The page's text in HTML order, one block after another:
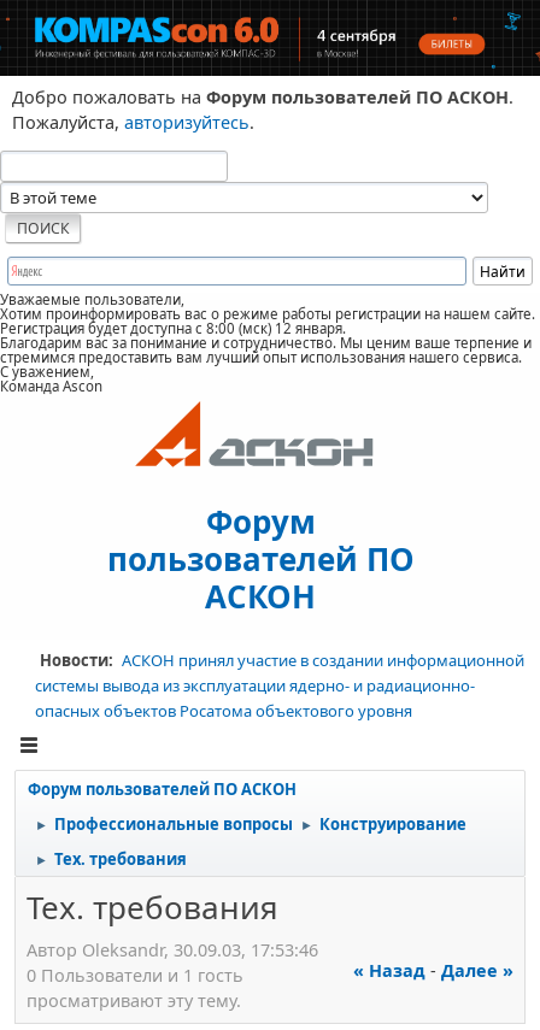
Добро пожаловать на Форум пользователей ПО АСКОН.
Пожалуйста, авторизуйтесь.
Уважаемые пользователи,
Хотим проинформировать вас о режиме работы регистрации на нашем сайте.
Регистрация будет доступна с 8:00 (мск) 12 января.
Благодарим вас за понимание и сотрудничество. Мы ценим ваше терпение и
стремимся предоставить вам лучший опыт использования нашего сервиса.
С уважением,
Команда Ascon
Форум
пользователей ПО
АСКОН
Новости: АСКОН принял участие в создании информационной
системы вывода из эксплуатации ядерно- и радиационно-
опасных объектов Росатома объектового уровня
Форум пользователей ПО АСКОН
► Профессиональные вопросы ► Конструирование
► Тех. требования
Тех. требования
Автор Oleksandr, 30.09.03, 17:53:46
« Назад - Далее »
0 Пользователи и 1 гость
просматривают эту тему.